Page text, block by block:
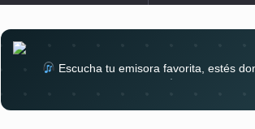
Escucha tu emisora favorita, estés